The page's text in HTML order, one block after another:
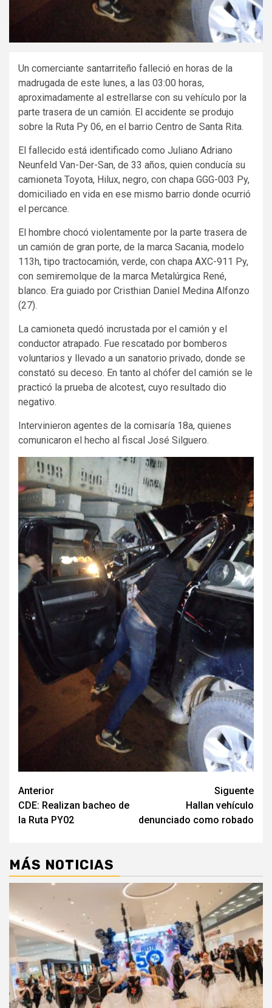
Un comerciante santarriteño falleció en horas de la
madrugada de este lunes, a las 03:00 horas,
aproximadamente al estrellarse con su vehículo por la
parte trasera de un camión. El accidente se produjo
sobre la Ruta Py 06, en el barrio Centro de Santa Rita.
El fallecido está identificado como Juliano Adriano
Neunfeld Van-Der-San, de 33 años, quien conducía su
camioneta Toyota, Hilux, negro, con chapa GGG-003 Py,
domiciliado en vida en ese mismo barrio donde ocurrió
el percance.
El hombre chocó violentamente por la parte trasera de
un camión de gran porte, de la marca Sacania, modelo
113h, tipo tractocamión, verde, con chapa AXC-911 Py,
con semiremolque de la marca Metalúrgica René,
blanco. Era guiado por Cristhian Daniel Medina Alfonzo
(27).
La camioneta quedó incrustada por el camión y el
conductor atrapado. Fue rescatado por bomberos
voluntarios y llevado a un sanatorio privado, donde se
constató su deceso. En tanto al chófer del camión se le
practicó la prueba de alcotest, cuyo resultado dio
negativo.
Intervinieron agentes de la comisaría 18a, quienes
comunicaron el hecho al fiscal José Silguero.
Navegación
de
Anterior
CDE: Realizan bacheo de
la Ruta PY02
Siguente
Hallan vehículo
denunciado como robado
MÁS NOTICIAS